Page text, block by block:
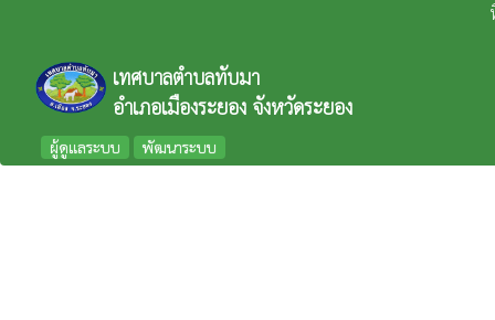
เทศบาลตำบลทับมา
อำเภอเมืองระยอง จังหวัดระยอง
ผู้ดูแลระบบ พัฒนาระบบ